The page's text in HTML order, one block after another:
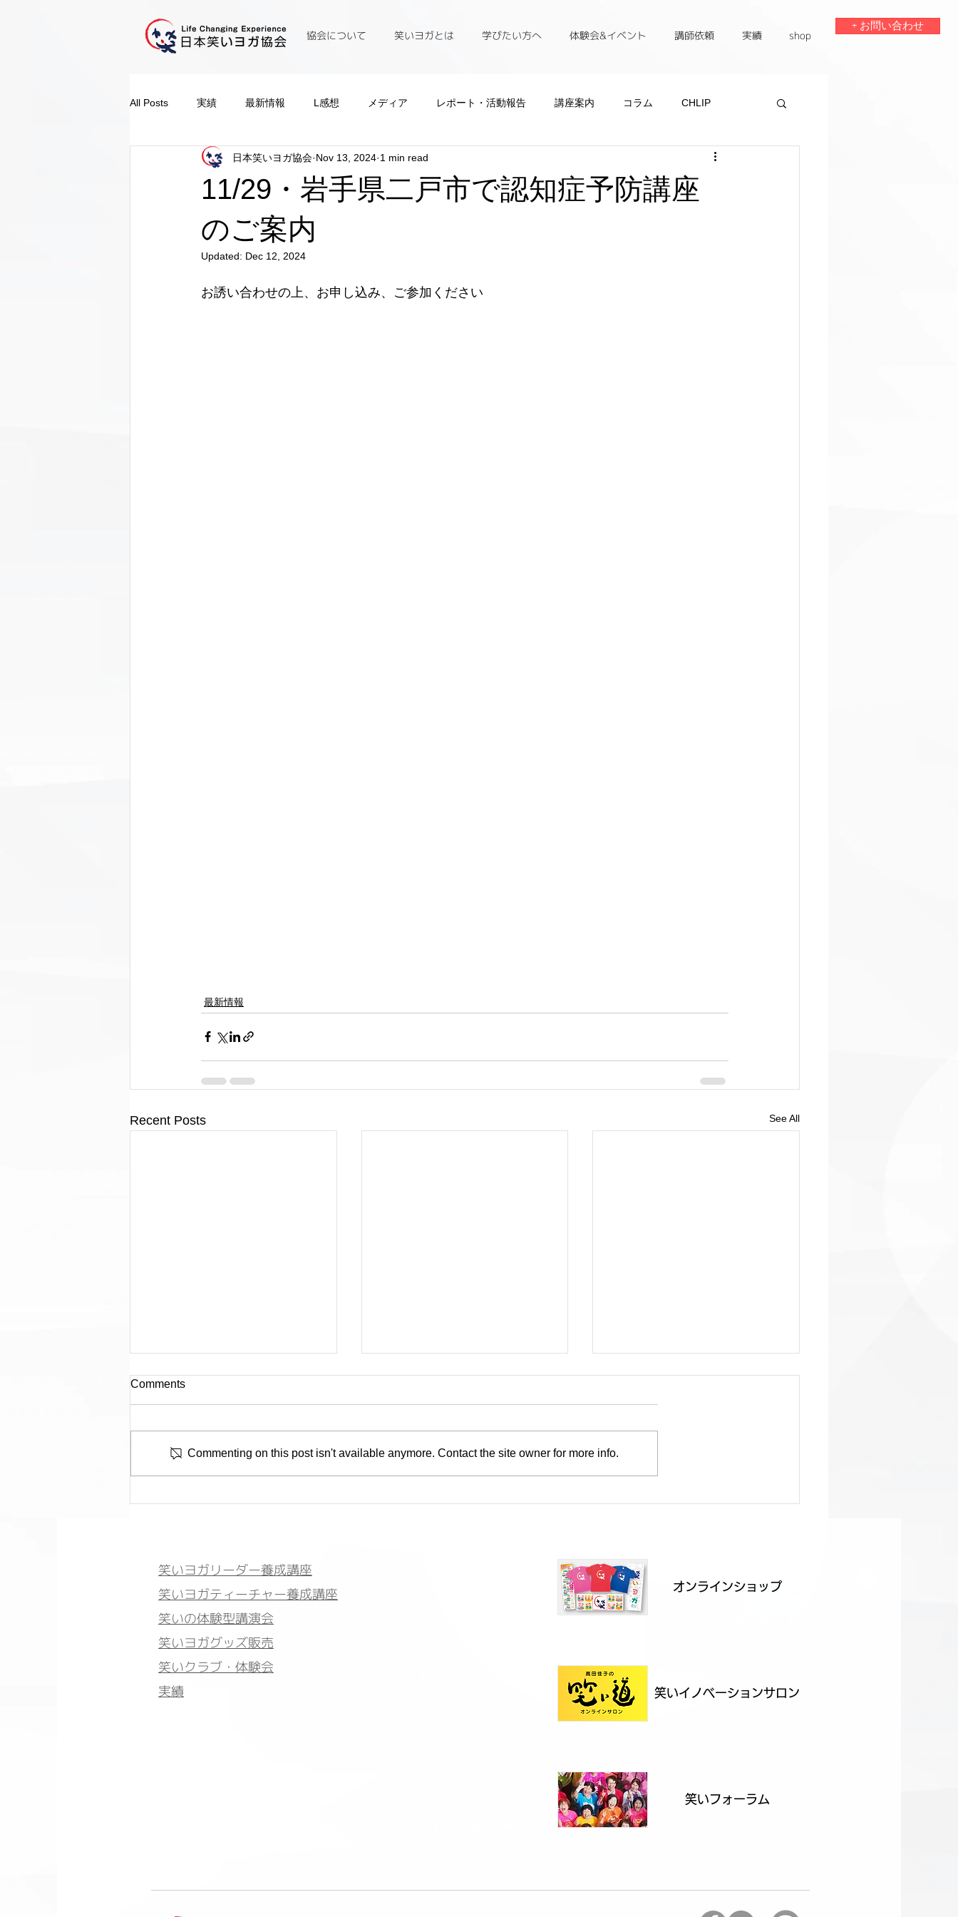
+ お問い合わせ
協会について 笑いヨガとは 学びたい方へ 体験会&イベント 講師依頼 実績 shop
All Posts 実績 最新情報 L感想 メディア レポート・活動報告 講座案内 コラム CHLIP
11/29・岩手県二戸市で認知症予防講座
のご案内
日本笑いヨガ協会 Nov 13, 2024 1 min read
Updated: Dec 12, 2024
お誘い合わせの上、お申し込み、ご参加ください
最新情報
Recent Posts See All
夏季休業のお知らせ
講座日程のご案内
Comments
Commenting on this post isn't available anymore. Contact the site owner for more info.
笑いヨガリーダー養成講座
笑いヨガティーチャー養成講座
笑いの体験型講演会
笑いヨガグッズ販売
笑いクラブ・体験会
実績
オンラインショップ
笑いイノベーションサロン
笑いフォーラム